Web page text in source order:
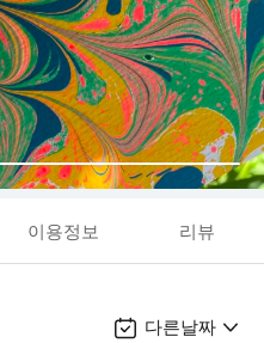
이용정보 리뷰
다른날짜